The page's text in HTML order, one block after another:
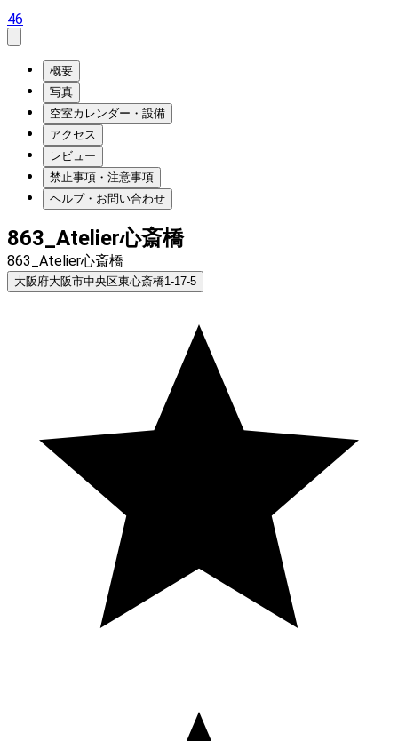
46
概要
写真
空室カレンダー・設備
アクセス
レビュー
禁止事項・注意事項
ヘルプ・お問い合わせ
863_Atelier心斎橋
863_Atelier心斎橋
大阪府大阪市中央区東心斎橋1-17-5